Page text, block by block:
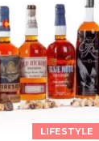
LIFESTYLE